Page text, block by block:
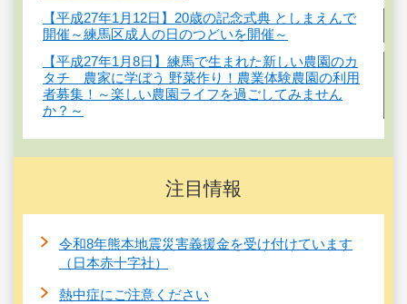
【平成27年1月12日】20歳の記念式典 としまえんで
開催～練馬区成人の日のつどいを開催～
【平成27年1月8日】練馬で生まれた新しい農園のカ
タチ 農家に学ぼう 野菜作り！農業体験農園の利用
者募集！～楽しい農園ライフを過ごしてみません
か？～
注目情報
令和8年熊本地震災害義援金を受け付けています
（日本赤十字社）
熱中症にご注意ください